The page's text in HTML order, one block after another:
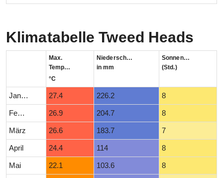
Klimatabelle Tweed Heads
Max.
Temperatur
°C
Niederschlag
in mm
Sonnenstunden
(Std.)
Januar 27.4 226.2 8
Februar 26.9 204.7 8
März 26.6 183.7 7
April 24.4 114 8
Mai 22.1 103.6 8